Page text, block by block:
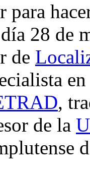
para
28 de
de
,
de la